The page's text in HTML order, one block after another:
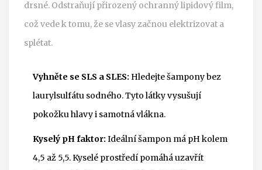
drsné. Odstraňují přirozený ochranný lipidový film,
což vede k tomu, že se vlasy začnou elektrizovat a
splétat.
Vyhněte se SLS a SLES: Hledejte šampony bez
laurylsulfátu sodného. Tyto látky vysušují
pokožku hlavy i samotná vlákna.
Kyselý pH faktor: Ideální šampon má pH kolem
4,5 až 5,5. Kyselé prostředí pomáhá uzavřít